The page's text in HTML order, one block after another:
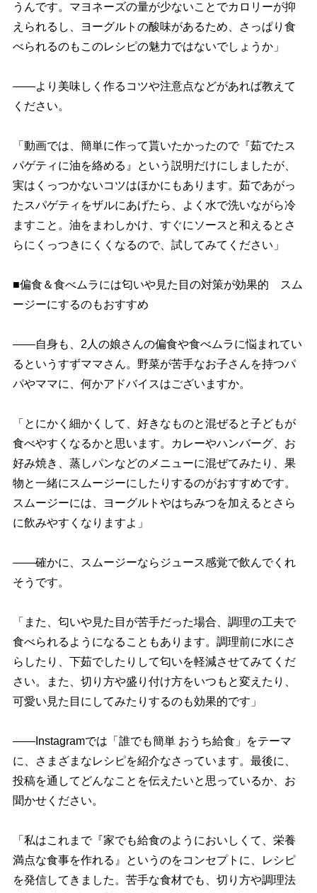
うんです。マヨネーズの量が少ないことでカロリーが抑
えられるし、ヨーグルトの酸味があるため、さっぱり食
べられるのもこのレシピの魅力ではないでしょうか」
――より美味しく作るコツや注意点などがあれば教えて
ください。
「動画では、簡単に作って貰いたかったので『茹でたス
パゲティに油を絡める』という説明だけにしましたが、
実はくっつかないコツはほかにもあります。茹であがっ
たスパゲティをザルにあげたら、よく水で洗いながら冷
ますこと。油をまわしかけ、すぐにソースと和えるとさ
らにくっつきにくくなるので、試してみてください」
■偏食＆食べムラには匂いや見た目の対策が効果的 スム
ージーにするのもおすすめ
――自身も、2人の娘さんの偏食や食べムラに悩まれてい
るというすずママさん。野菜が苦手なお子さんを持つパ
パやママに、何かアドバイスはございますか。
「とにかく細かくして、好きなものと混ぜると子どもが
食べやすくなるかと思います。カレーやハンバーグ、お
好み焼き、蒸しパンなどのメニューに混ぜてみたり、果
物と一緒にスムージーにしたりするのがおすすめです。
スムージーには、ヨーグルトやはちみつを加えるとさら
に飲みやすくなりますよ」
――確かに、スムージーならジュース感覚で飲んでくれ
そうです。
「また、匂いや見た目が苦手だった場合、調理の工夫で
食べられるようになることもあります。調理前に水にさ
らしたり、下茹でしたりして匂いを軽減させてみてくだ
さい。また、切り方や盛り付け方をいつもと変えたり、
可愛い見た目にしてみたりするのも効果的です」
――Instagramでは「誰でも簡単 おうち給食」をテーマ
に、さまざまなレシピを紹介なさっています。最後に、
投稿を通してどんなことを伝えたいと思っているか、お
聞かせください。
「私はこれまで『家でも給食のようにおいしくて、栄養
満点な食事を作れる』というのをコンセプトに、レシピ
を発信してきました。苦手な食材でも、切り方や調理法